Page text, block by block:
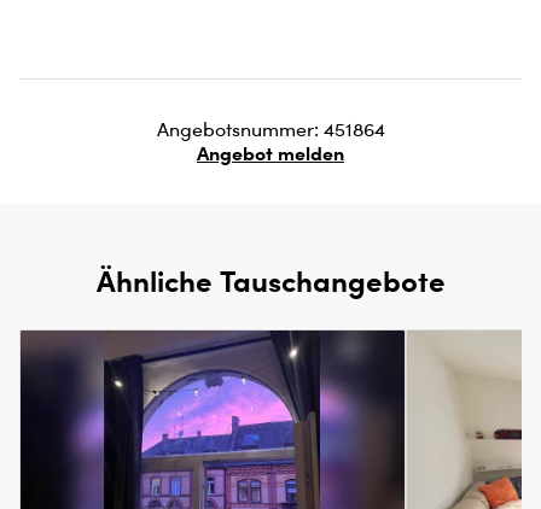
Angebotsnummer: 451864
Angebot melden
Ähnliche Tauschangebote